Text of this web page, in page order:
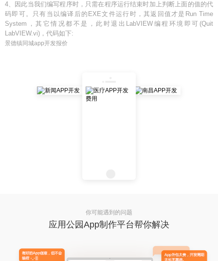
4、因此当我们编写程序时，只需在程序运行结束时加上判断上面的值的代
码即可。只有当以编译后的EXE文件运行时，其返回值才是Run Time
System，其它情况都不是，此时退出LabVIEW编程环境即可(Quit
LabVIEW.vi)，代码如下:
景德镇同城app开发报价
你可能遇到的问题
应用公园App制作平台帮你解决